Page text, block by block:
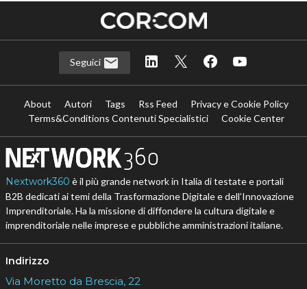
Seguici
About Autori Tags Rss Feed
Privacy e Cookie Policy
Terms&Conditions Contenuti Specialistici
Cookie Center
Nextwork360 è il più grande network in Italia di testate e portali
B2B dedicati ai temi della Trasformazione Digitale e dell’Innovazione
Imprenditoriale. Ha la missione di diffondere la cultura digitale e
imprenditoriale nelle imprese e pubbliche amministrazioni italiane.
Indirizzo
Via Moretto da Brescia, 22